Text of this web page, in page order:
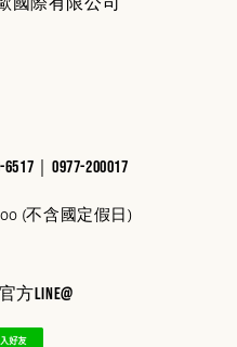
｜0977-200017
(不含國定假日)
方line@